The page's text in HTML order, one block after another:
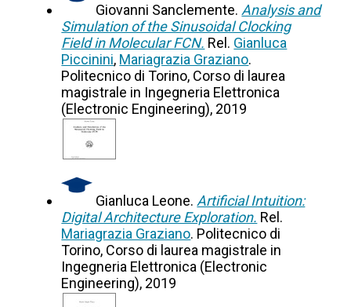
Giovanni Sanclemente. Analysis and
Simulation of the Sinusoidal Clocking
Field in Molecular FCN. Rel. Gianluca
Piccinini, Mariagrazia Graziano.
Politecnico di Torino, Corso di laurea
magistrale in Ingegneria Elettronica
(Electronic Engineering), 2019
Gianluca Leone. Artificial Intuition:
Digital Architecture Exploration. Rel.
Mariagrazia Graziano. Politecnico di
Torino, Corso di laurea magistrale in
Ingegneria Elettronica (Electronic
Engineering), 2019